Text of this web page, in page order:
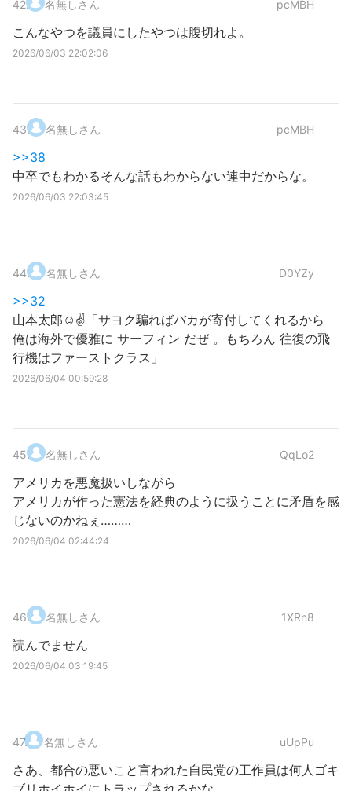
42. 名無しさん pcMBH
こんなやつを議員にしたやつは腹切れよ。
2026/06/03 22:02:06
43. 名無しさん pcMBH
>>38
中卒でもわかるそんな話もわからない連中だからな。
2026/06/03 22:03:45
44. 名無しさん D0YZy
>>32
山本太郎☺️✌️「サヨク騙ればバカが寄付してくれるから
俺は海外で優雅に サーフィン だぜ 。もちろん 往復の飛
行機はファーストクラス」
2026/06/04 00:59:28
45. 名無しさん QqLo2
アメリカを悪魔扱いしながら
アメリカが作った憲法を経典のように扱うことに矛盾を感
じないのかねぇ………
2026/06/04 02:44:24
46. 名無しさん 1XRn8
読んでません
2026/06/04 03:19:45
47. 名無しさん uUpPu
さあ、都合の悪いこと言われた自民党の工作員は何人ゴキ